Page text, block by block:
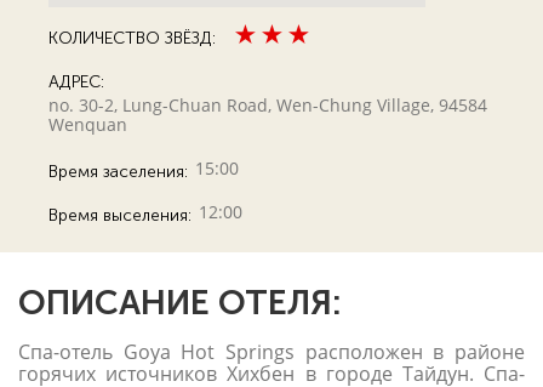
КОЛИЧЕСТВО ЗВЁЗД:
АДРЕС:
no. 30-2, Lung-Chuan Road, Wen-Chung Village, 94584
Wenquan
Время заселения: 15:00
Время выселения: 12:00
ОПИСАНИЕ ОТЕЛЯ:
Спа-отель Goya Hot Springs расположен в районе
горячих источников Хихбен в городе Тайдун. Спа-